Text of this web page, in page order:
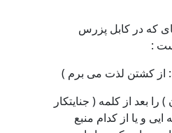
که در کابل پزرس
:
از کشتن لذت می برم )
را بعد از کلمه ( جنایتکار
و یا از کدام منبع